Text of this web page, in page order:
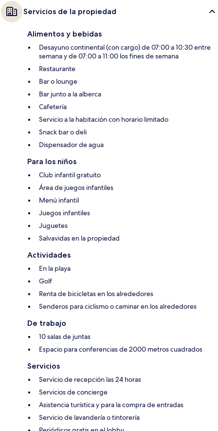
Servicios de la propiedad
Alimentos y bebidas
Desayuno continental (con cargo) de 07:00 a 10:30 entre
semana y de 07:00 a 11:00 los fines de semana
Restaurante
Bar o lounge
Bar junto a la alberca
Cafetería
Servicio a la habitación con horario limitado
Snack bar o deli
Dispensador de agua
Para los niños
Club infantil gratuito
Área de juegos infantiles
Menú infantil
Juegos infantiles
Juguetes
Salvavidas en la propiedad
Actividades
En la playa
Golf
Renta de bicicletas en los alrededores
Senderos para ciclismo o caminar en los alrededores
De trabajo
10 salas de juntas
Espacio para conferencias de 2000 metros cuadrados
Servicios
Servicio de recepción las 24 horas
Servicios de concierge
Asistencia turística y para la compra de entradas
Servicio de lavandería o tintorería